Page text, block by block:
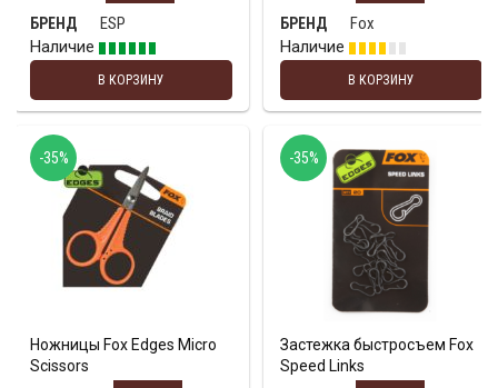
БРЕНД
ESP
Наличие
В КОРЗИНУ
БРЕНД
Fox
Наличие
В КОРЗИНУ
Ножницы Fox Edges Micro
Scissors
-35%
Застежка быстросъем Fox
Speed Links
-35%